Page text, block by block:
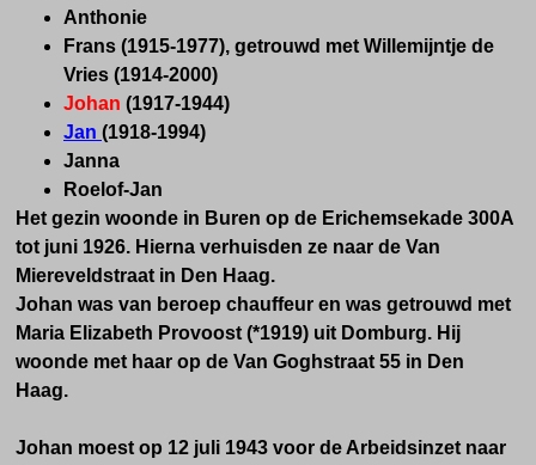
Anthonie
Frans (1915-1977), getrouwd met Willemijntje de
Vries (1914-2000)
Johan (1917-1944)
Jan (1918-1994)
Janna
Roelof-Jan
Het gezin woonde in Buren op de Erichemsekade 300A
tot juni 1926. Hierna verhuisden ze naar de Van
Miereveldstraat in Den Haag.
Johan was van beroep chauffeur en was getrouwd met
Maria Elizabeth Provoost (*1919) uit Domburg. Hij
woonde met haar op de Van Goghstraat 55 in Den
Haag.
Johan moest op 12 juli 1943 voor de Arbeidsinzet naar